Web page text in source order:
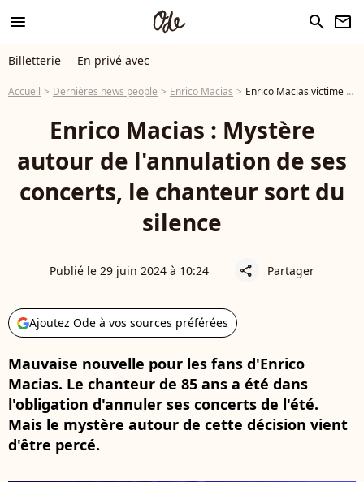
menu search newsletter
Billetterie En privé avec
Accueil Dernières news people Enrico Macias Enrico Macias victime d'une fracture des vertèbres, il prend la parole et s'explique sur l'annulation de ses concerts
Enrico Macias : Mystère
autour de l'annulation de ses
concerts, le chanteur sort du
silence
Publié le 29 juin 2024 à 10:24 share Partager
Ajoutez Ode à vos sources préférées
Mauvaise nouvelle pour les fans d'Enrico
Macias. Le chanteur de 85 ans a été dans
l'obligation d'annuler ses concerts de l'été.
Mais le mystère autour de cette décision vient
d'être percé.